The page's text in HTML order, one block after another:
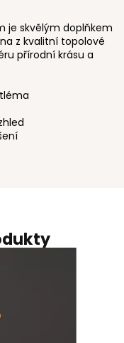
je skvělým doplňkem
z kvalitní topolové
přírodní krásu a